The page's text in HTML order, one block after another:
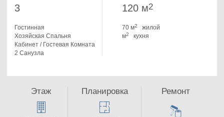
3
Гостинная
Хозяйская Спальня
Кабинет / Гостевая Комната
2 Санузла
120 м2
70 м2
жилой
м2 кухня
Этаж Планировка Ремонт